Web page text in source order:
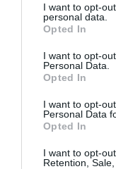
not limited to your
grant or deny
use your data for
consent section.
I want to opt-
personal data.
Opted In
I want to opt-
Personal Data.
Opted In
I want to opt-
Personal Data
Opted In
I want to opt-
Retention,
Harrys lance